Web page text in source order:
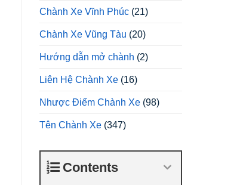
Chành Xe Vĩnh Phúc (21)
Chành Xe Vũng Tàu (20)
Hướng dẫn mở chành (2)
Liên Hệ Chành Xe (16)
Nhược Điểm Chành Xe (98)
Tên Chành Xe (347)
Contents